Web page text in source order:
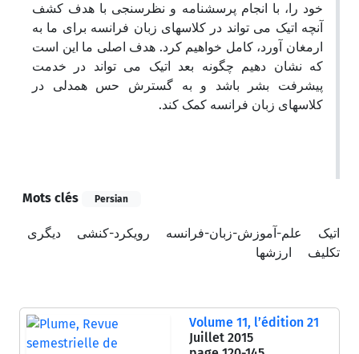
خود را، با انجام پرسشنامه و نظرسنجی با هدف کشف
آنچه اتیک می تواند در کلاسهای زبان فرانسه برای ما به
ارمغان آورد، کامل خواهیم کرد. هدف اصلی ما این است
که نشان دهیم چگونه بعد اتیک می تواند در خدمت
پیشرفت بشر باشد و به گسترش حس همدلی در
کلاسهای زبان فرانسه کمک کند.
Mots clés Persian
اتیک علم-آموزش-زبان-فرانسه رویکرد-کنشی
دیگری
تکلیف
ارزشها
Volume 11, l’édition 21
Juillet 2015